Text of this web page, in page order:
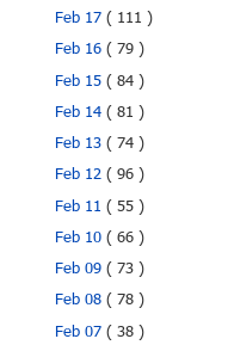
Feb 17( 111 )
Feb 16( 79 )
Feb 15( 84 )
Feb 14( 81 )
Feb 13( 74 )
Feb 12( 96 )
Feb 11( 55 )
Feb 10( 66 )
Feb 09( 73 )
Feb 08( 78 )
Feb 07( 38 )